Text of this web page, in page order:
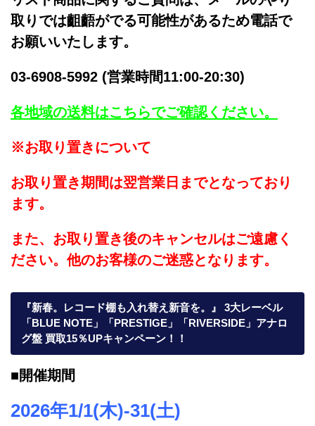
取りでは齟齬がでる可能性があるため電話で
お願いいたします。
03-6908-5992 (営業時間11:00-20:30)
各地域の送料はこちらでご確認ください。
※お取り置きについて
お取り置き期間は翌営業日までとなっており
ます。
また、お取り置き後のキャンセルはご遠慮く
ださい。他のお客様のご迷惑となります。
『新春。レコード棚も入れ替え新音を。』 3大レーベル
「BLUE NOTE」「PRESTIGE」「RIVERSIDE」アナロ
グ盤 買取15％UPキャンペーン！！
■開催期間
2026年1/1(木)-31(土)